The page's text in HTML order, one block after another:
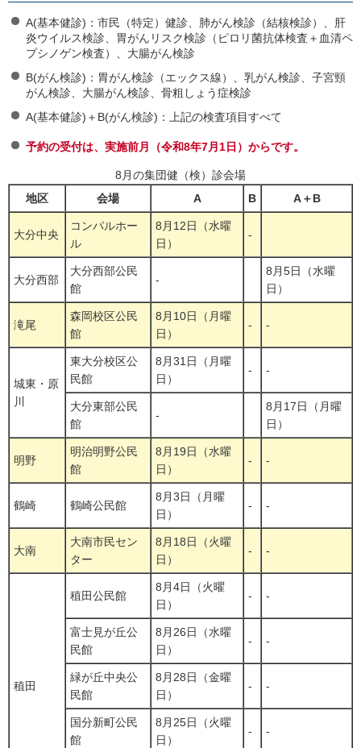
A(基本健診)：市民（特定）健診、肺がん検診（結核検診）、肝
炎ウイルス検診、胃がんリスク検診（ピロリ菌抗体検査＋血清ペ
プシノゲン検査）、大腸がん検診
B(がん検診)：胃がん検診（エックス線）、乳がん検診、子宮頸
がん検診、大腸がん検診、骨粗しょう症検診
A(基本健診)＋B(がん検診)：上記の検査項目すべて
予約の受付は、実施前月（令和8年7月1日）からです。
8月の集団健（検）診会場
地区
会場 A B A＋B
大分中央
コンパルホー
ル
8月12日（水曜
日）
-
大分西部
大分西部公民
館
-
8月5日（水曜
日）
滝尾
森岡校区公民
館
8月10日（月曜
日）
- -
城東・原
川
東大分校区公
民館
8月31日（月曜
日）
- -
大分東部公民
館
-
8月17日（月曜
日）
明野
明治明野公民
館
8月19日（水曜
日）
- -
鶴崎 鶴崎公民館
8月3日（月曜
日）
- -
大南
大南市民セン
ター
8月18日（火曜
日）
- -
稙田
稙田公民館
8月4日（火曜
日）
- -
富士見が丘公
民館
8月26日（水曜
日）
- -
緑が丘中央公
民館
8月28日（金曜
日）
- -
国分新町公民
館
8月25日（火曜
日）
- -